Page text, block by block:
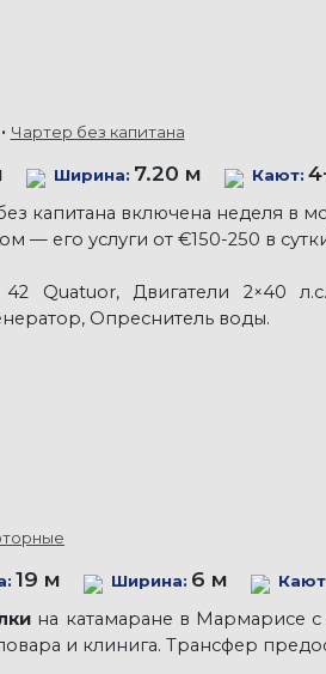
Чартер без капитана
Ширина: 7.20 м Кают:
капитана включена неделя в
— его услуги от €150-250 в
Quatuor, Двигатели 2×40
Опреснитель воды.
19 м Ширина: 6 м
на катамаране в Мармарисе
и клинига. Трансфер